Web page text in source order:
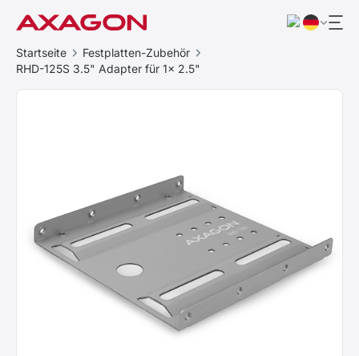
Startseite
Festplatten-Zubehör
RHD-125S 3.5" Adapter für 1x 2.5"